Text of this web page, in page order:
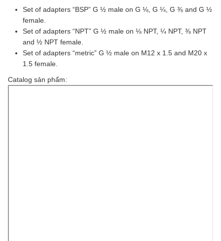
Set of adapters “BSP” G ½ male on G ⅛, G ¼, G ⅜ and G ½
female.
Set of adapters “NPT” G ½ male on ⅛ NPT, ¼ NPT, ⅜ NPT
and ½ NPT female.
Set of adapters “metric” G ½ male on M12 x 1.5 and M20 x
1.5 female.
Catalog sản phẩm: